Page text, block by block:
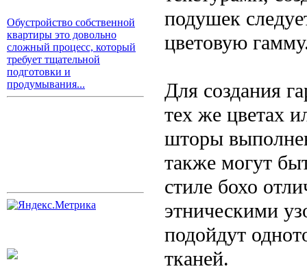
Обустройство собственной
квартиры это довольно
сложный процесс, который
требует тщательной
подготовки и
продумывания...
подушек
цветовую
Для создания
тех же цветах
шторы
также могут
стиле бохо
этническими
подойдут
тканей.